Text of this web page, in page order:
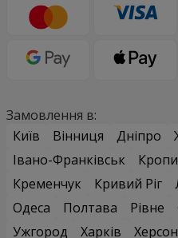
Замовлення в:
Київ
Вінниця Дніпро
Івано-Франківськ
Кременчук
Кривий Ріг
Одеса
Полтава Рівне
Ужгород
Харків Херсон